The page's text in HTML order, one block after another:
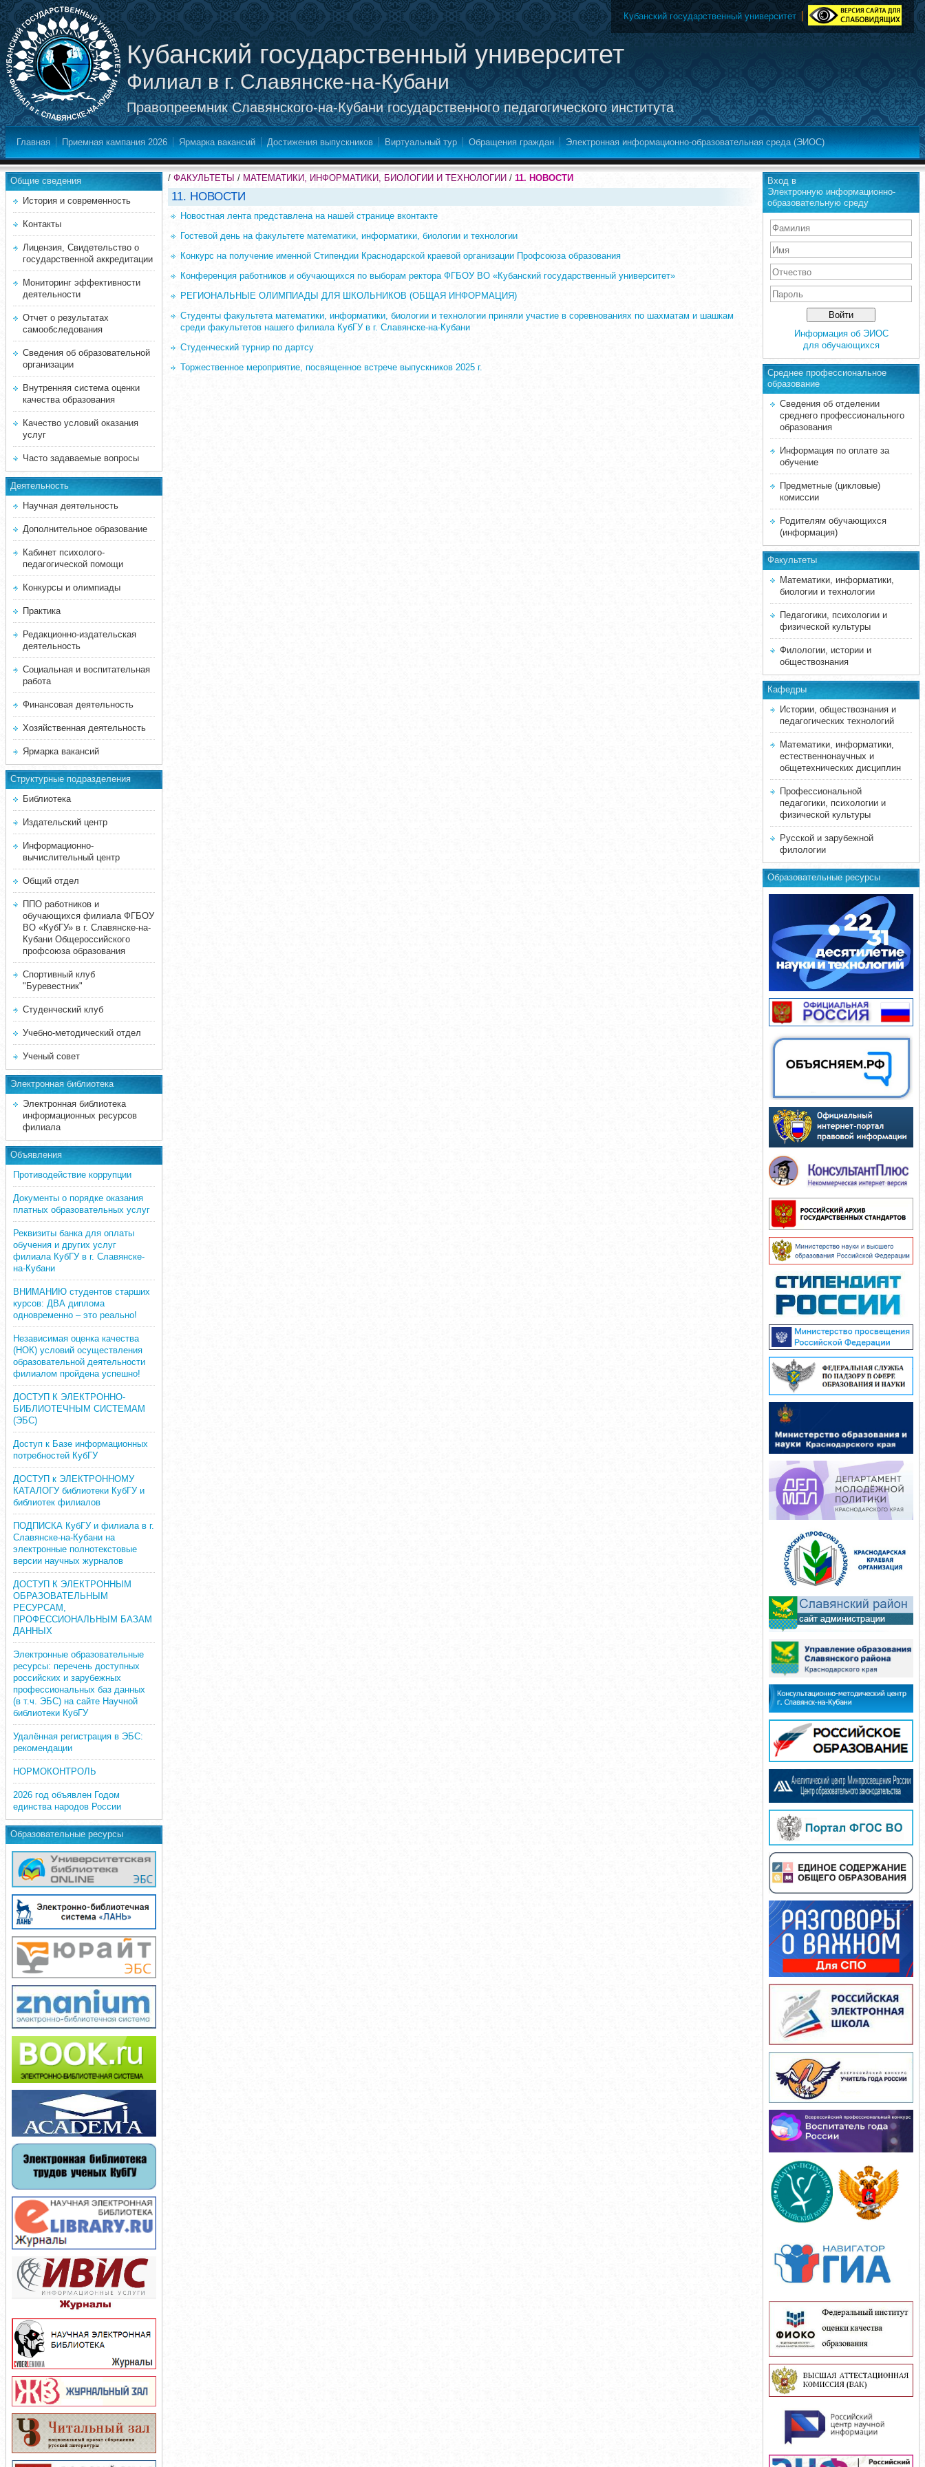
Кубанский государственный университет
Филиал в г. Славянске-на-Кубани
Правопреемник Славянского-на-Кубани государственного педагогического института
Кубанский государственный университет
Главная Приемная кампания 2026 Ярмарка вакансий Достижения выпускников Виртуальный тур Обращения граждан Электронная информационно-образовательная среда (ЭИОС)
Общие сведения
История и современность
Контакты
Лицензия, Свидетельство о
государственной аккредитации
Мониторинг эффективности
деятельности
Отчет о результатах
самообследования
Сведения об образовательной
организации
Внутренняя система оценки
качества образования
Качество условий оказания
услуг
Часто задаваемые вопросы
Деятельность
Научная деятельность
Дополнительное образование
Кабинет психолого-
педагогической помощи
Конкурсы и олимпиады
Практика
Редакционно-издательская
деятельность
Социальная и воспитательная
работа
Финансовая деятельность
Хозяйственная деятельность
Ярмарка вакансий
Структурные подразделения
Библиотека
Издательский центр
Информационно-
вычислительный центр
Общий отдел
ППО работников и
обучающихся филиала ФГБОУ
ВО «КубГУ» в г. Славянске-на-
Кубани Общероссийского
профсоюза образования
Спортивный клуб
"Буревестник"
Студенческий клуб
Учебно-методический отдел
Ученый совет
Электронная библиотека
Электронная библиотека
информационных ресурсов
филиала
Объявления
Противодействие коррупции
Документы о порядке оказания
платных образовательных услуг
Реквизиты банка для оплаты
обучения и других услуг
филиала КубГУ в г. Славянске-
на-Кубани
ВНИМАНИЮ студентов старших
курсов: ДВА диплома
одновременно – это реально!
Независимая оценка качества
(НОК) условий осуществления
образовательной деятельности
филиалом пройдена успешно!
ДОСТУП К ЭЛЕКТРОННО-
БИБЛИОТЕЧНЫМ СИСТЕМАМ
(ЭБС)
Доступ к Базе информационных
потребностей КубГУ
ДОСТУП к ЭЛЕКТРОННОМУ
КАТАЛОГУ библиотеки КубГУ и
библиотек филиалов
ПОДПИСКА КубГУ и филиала в г.
Славянске-на-Кубани на
электронные полнотекстовые
версии научных журналов
ДОСТУП К ЭЛЕКТРОННЫМ
ОБРАЗОВАТЕЛЬНЫМ
РЕСУРСАМ,
ПРОФЕССИОНАЛЬНЫМ БАЗАМ
ДАННЫХ
Электронные образовательные
ресурсы: перечень доступных
российских и зарубежных
профессиональных баз данных
(в т.ч. ЭБС) на сайте Научной
библиотеки КубГУ
Удалённая регистрация в ЭБС:
рекомендации
НОРМОКОНТРОЛЬ
2026 год объявлен Годом
единства народов России
Образовательные ресурсы
/ ФАКУЛЬТЕТЫ / МАТЕМАТИКИ, ИНФОРМАТИКИ, БИОЛОГИИ И ТЕХНОЛОГИИ / 11. НОВОСТИ
11. НОВОСТИ
Новостная лента представлена на нашей странице вконтакте
Гостевой день на факультете математики, информатики, биологии и технологии
Конкурс на получение именной Стипендии Краснодарской краевой организации Профсоюза образования
Конференция работников и обучающихся по выборам ректора ФГБОУ ВО «Кубанский государственный университет»
РЕГИОНАЛЬНЫЕ ОЛИМПИАДЫ ДЛЯ ШКОЛЬНИКОВ (ОБЩАЯ ИНФОРМАЦИЯ)
Студенты факультета математики, информатики, биологии и технологии приняли участие в соревнованиях по шахматам и шашкам
среди факультетов нашего филиала КубГУ в г. Славянске-на-Кубани
Студенческий турнир по дартсу
Торжественное мероприятие, посвященное встрече выпускников 2025 г.
Вход в
Электронную информационно-
образовательную среду
Информация об ЭИОС
для обучающихся
Среднее професcиональное
образование
Сведения об отделении
среднего профессионального
образования
Информация по оплате за
обучение
Предметные (цикловые)
комиссии
Родителям обучающихся
(информация)
Факультеты
Математики, информатики,
биологии и технологии
Педагогики, психологии и
физической культуры
Филологии, истории и
обществознания
Кафедры
Истории, обществознания и
педагогических технологий
Математики, информатики,
естественнонаучных и
общетехнических дисциплин
Профессиональной
педагогики, психологии и
физической культуры
Русской и зарубежной
филологии
Образовательные ресурсы